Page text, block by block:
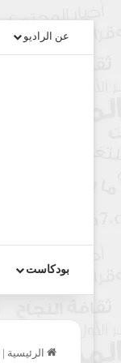
عن الراديو
بودكاست
الرئيسية |